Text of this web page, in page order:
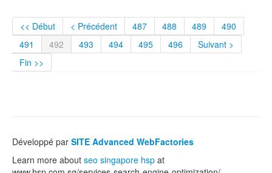
<< Début < Précédent 487 488 489
490
491
492 493 494 495 496
Suivant >
Fin >>
Développé par SITE Advanced WebFactories
Learn more about seo singapore hsp at